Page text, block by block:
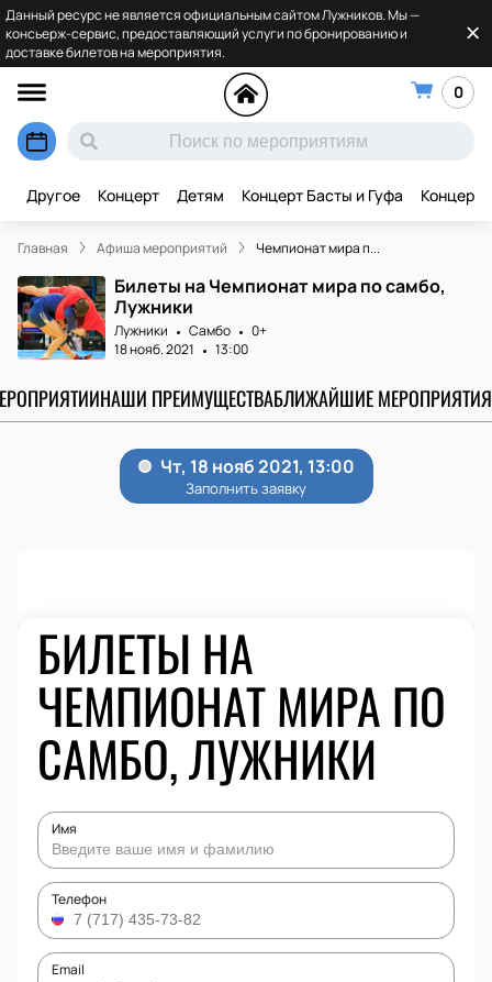
Данный ресурс не является официальным сайтом Лужников. Мы —
консьерж-сервис, предоставляющий услуги по бронированию и
доставке билетов на мероприятия.
0
Другое Концерт Детям Концерт Басты и Гуфа Концерт
Главная Афиша мероприятий Чемпионат мира п...
Билеты на Чемпионат мира по самбо,
Лужники
Лужники Самбо
0+
18 нояб. 2021
13:00
НАШИ ПРЕИМУЩЕСТВАБЛИЖАЙШИЕ МЕРОПРИЯТИЯ
БИЛЕТЫ НА
ЧЕМПИОНАТ МИРА ПО
САМБО, ЛУЖНИКИ
Имя
Телефон
Email